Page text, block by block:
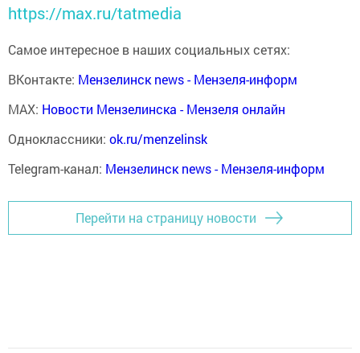
https://max.ru/tatmedia
Самое интересное в наших социальных сетях:
ВКонтакте: Мензелинск news - Мензеля-информ
MAX: Новости Мензелинска - Мензеля онлайн
Одноклассники: ok.ru/menzelinsk
Telegram-канал: Мензелинск news - Мензеля-информ
Перейти на страницу новости